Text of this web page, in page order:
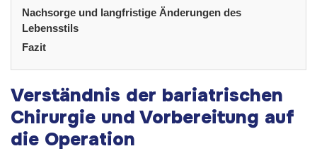
Nachsorge und langfristige Änderungen des
Lebensstils
Fazit
Verständnis der bariatrischen
Chirurgie und Vorbereitung auf
die Operation